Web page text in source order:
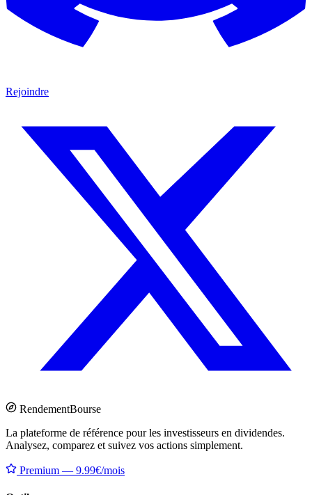
Rejoindre
RendementBourse
La plateforme de référence pour les investisseurs en dividendes.
Analysez, comparez et suivez vos actions simplement.
Premium — 9.99€/mois